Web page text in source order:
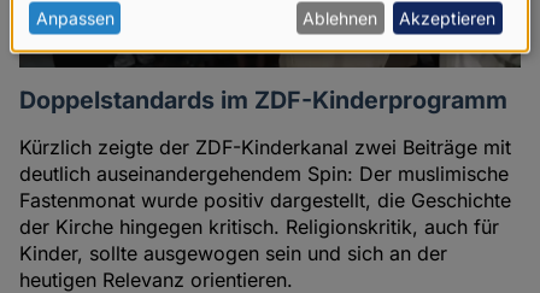
Doppelstandards im ZDF-Kinderprogramm
Kürzlich zeigte der ZDF-Kinderkanal zwei Beiträge mit
deutlich auseinandergehendem Spin: Der muslimische
Fastenmonat wurde positiv dargestellt, die Geschichte
der Kirche hingegen kritisch. Religionskritik, auch für
Kinder, sollte ausgewogen sein und sich an der
heutigen Relevanz orientieren.
personenbezogenen
Daten
und
Anpassen Ablehnen Akzeptieren